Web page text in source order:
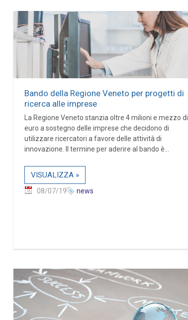
Bando della Regione Veneto per progetti di
ricerca alle imprese
La Regione Veneto stanzia oltre 4 milioni e mezzo di
euro a sostegno delle imprese che decidono di
utilizzare ricercatori a favore delle attività di
innovazione. Il termine per aderire al bando è...
VISUALIZZA »
08/07/19 news